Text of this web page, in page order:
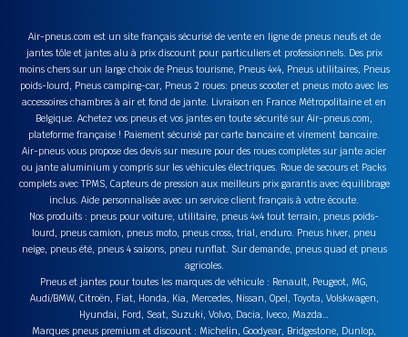
Air-pneus.com est un site français sécurisé de vente en ligne de pneus neufs et de
jantes tôle et jantes alu à prix discount pour particuliers et professionnels. Des prix
moins chers sur un large choix de Pneus tourisme, Pneus 4x4, Pneus utilitaires, Pneus
poids-lourd, Pneus camping-car, Pneus 2 roues: pneus scooter et pneus moto avec les
accessoires chambres à air et fond de jante. Livraison en France Métropolitaine et en
Belgique. Achetez vos pneus et vos jantes en toute sécurité sur Air-pneus.com,
plateforme française ! Paiement sécurisé par carte bancaire et virement bancaire.
Air-pneus vous propose des devis sur mesure pour des roues complètes sur jante acier
ou jante aluminium y compris sur les véhicules électriques. Roue de secours et Packs
complets avec TPMS, Capteurs de pression aux meilleurs prix garantis avec équilibrage
inclus. Aide personnalisée avec un service client français à votre écoute.
Nos produits : pneus pour voiture, utilitaire, pneus 4x4 tout terrain, pneus poids-
lourd, pneus camion, pneus moto, pneus cross, trial, enduro. Pneus hiver, pneu
neige, pneus été, pneus 4 saisons, pneu runflat. Sur demande, pneus quad et pneus
agricoles.
Pneus et jantes pour toutes les marques de véhicule : Renault, Peugeot, MG,
Audi/BMW, Citroën, Fiat, Honda, Kia, Mercedes, Nissan, Opel, Toyota, Volskwagen,
Hyundai, Ford, Seat, Suzuki, Volvo, Dacia, Iveco, Mazda…
Marques pneus premium et discount : Michelin, Goodyear, Bridgestone, Dunlop,